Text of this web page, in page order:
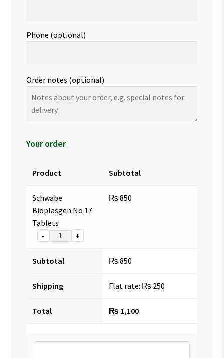
Phone (optional)
Order notes (optional)
Your order
Product Subtotal
Schwabe
Bioplasgen No 17
Tablets
- +
₨ 850
Subtotal ₨ 850
Shipping Flat rate: ₨ 250
Total ₨ 1,100